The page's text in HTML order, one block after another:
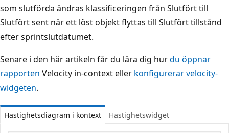
som slutförda ändras klassificeringen från Slutfört till
Slutfört sent när ett löst objekt flyttas till Slutfört tillstånd
efter sprintslutdatumet.
Senare i den här artikeln får du lära dig hurdu öppnar
rapporten Velocity in-context eller konfigurerar velocity-
widgeten.
Hastighetsdiagram i kontext Hastighetswidget